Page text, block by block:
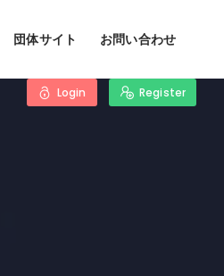
団体サイト お問い合わせ
Login Register